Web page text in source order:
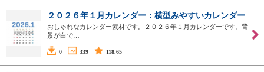
２０２６年１月カレンダー：横型みやすいカレンダー
おしゃれなカレンダー素材です。２０２６年１月カレンダーです。背
景が白で…
0 339 118.65